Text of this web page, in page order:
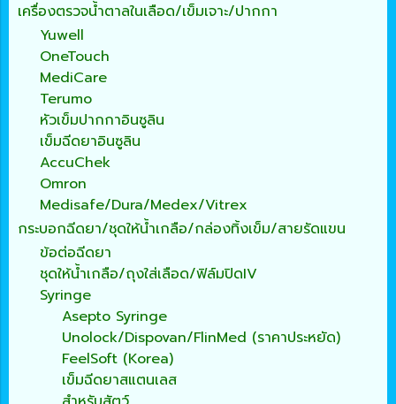
เครื่องตรวจน้ำตาลในเลือด/เข็มเจาะ/ปากกา
Yuwell
OneTouch
MediCare
Terumo
หัวเข็มปากกาอินซูลิน
เข็มฉีดยาอินซูลิน
AccuChek
Omron
Medisafe/Dura/Medex/Vitrex
กระบอกฉีดยา/ชุดให้น้ำเกลือ/กล่องทิ้งเข็ม/สายรัดแขน
ข้อต่อฉีดยา
ชุดให้น้ำเกลือ/ถุงใส่เลือด/ฟิล์มปิดIV
Syringe
Asepto Syringe
Unolock/Dispovan/FlinMed (ราคาประหยัด)
FeelSoft (Korea)
เข็มฉีดยาสแตนเลส